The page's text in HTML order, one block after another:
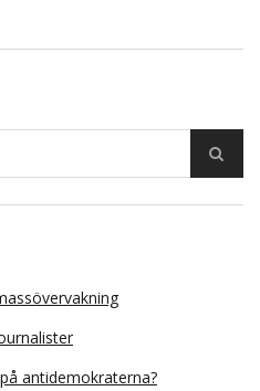
antidemokraterna?